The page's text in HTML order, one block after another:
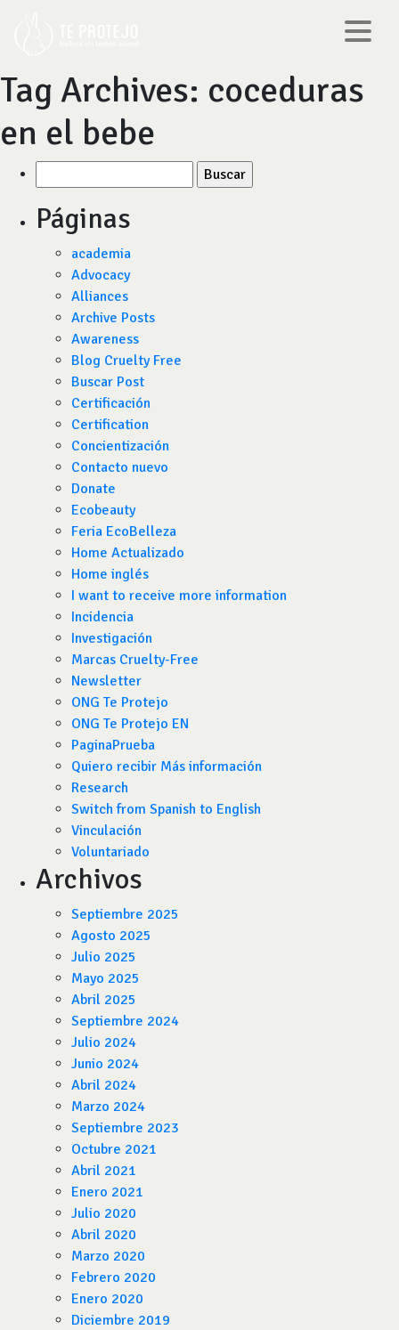
Tag Archives: coceduras
en el bebe
por:
Páginas
academia
Advocacy
Alliances
Archive Posts
Awareness
Blog Cruelty Free
Buscar Post
Certificación
Certification
Concientización
Contacto nuevo
Donate
Ecobeauty
Feria EcoBelleza
Home Actualizado
Home inglés
I want to receive more information
Incidencia
Investigación
Marcas Cruelty-Free
Newsletter
ONG Te Protejo
ONG Te Protejo EN
PaginaPrueba
Quiero recibir Más información
Research
Switch from Spanish to English
Vinculación
Voluntariado
Archivos
Septiembre 2025
Agosto 2025
Julio 2025
Mayo 2025
Abril 2025
Septiembre 2024
Julio 2024
Junio 2024
Abril 2024
Marzo 2024
Septiembre 2023
Octubre 2021
Abril 2021
Enero 2021
Julio 2020
Abril 2020
Marzo 2020
Febrero 2020
Enero 2020
Diciembre 2019